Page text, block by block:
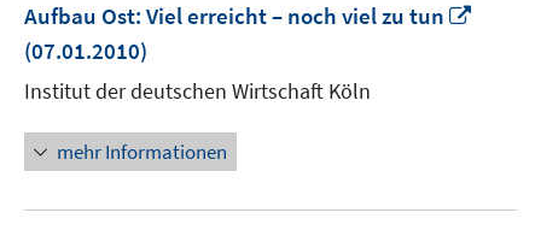
Aufbau Ost: Viel erreicht – noch viel zu tun
(07.01.2010)
Institut der deutschen Wirtschaft Köln
mehr Informationen